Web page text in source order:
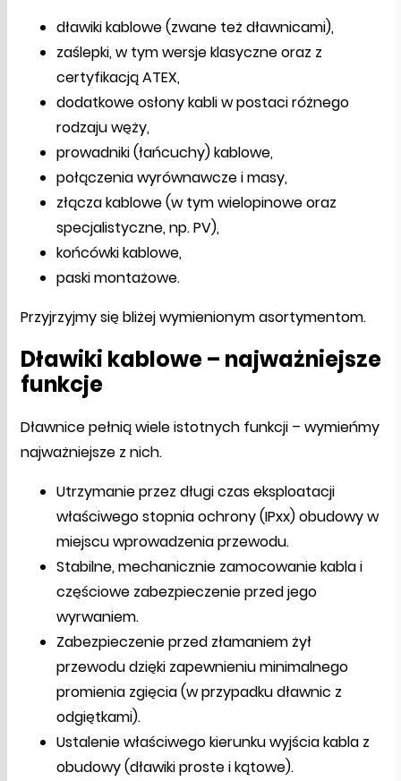
dławiki kablowe (zwane też dławnicami),
zaślepki, w tym wersje klasyczne oraz z
certyfikacją ATEX,
dodatkowe osłony kabli w postaci różnego
rodzaju węży,
prowadniki (łańcuchy) kablowe,
połączenia wyrównawcze i masy,
złącza kablowe (w tym wielopinowe oraz
specjalistyczne, np. PV),
końcówki kablowe,
paski montażowe.
Przyjrzyjmy się bliżej wymienionym asortymentom.
Dławiki kablowe – najważniejsze
funkcje
Dławnice pełnią wiele istotnych funkcji – wymieńmy
najważniejsze z nich.
Utrzymanie przez długi czas eksploatacji
właściwego stopnia ochrony (IPxx) obudowy w
miejscu wprowadzenia przewodu.
Stabilne, mechanicznie zamocowanie kabla i
częściowe zabezpieczenie przed jego
wyrwaniem.
Zabezpieczenie przed złamaniem żył
przewodu dzięki zapewnieniu minimalnego
promienia zgięcia (w przypadku dławnic z
odgiętkami).
Ustalenie właściwego kierunku wyjścia kabla z
obudowy (dławiki proste i kątowe).